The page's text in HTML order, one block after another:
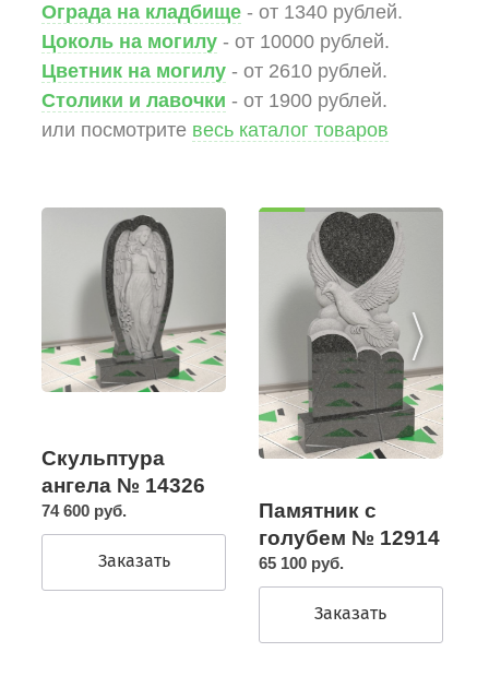
Ограда на кладбище - от 1340 рублей.
Цоколь на могилу - от 10000 рублей.
Цветник на могилу - от 2610 рублей.
Столики и лавочки - от 1900 рублей.
или посмотрите весь каталог товаров
Скульптура
ангела № 14326
74 600 руб.
Заказать
Памятник с
голубем № 12914
65 100 руб.
Заказать